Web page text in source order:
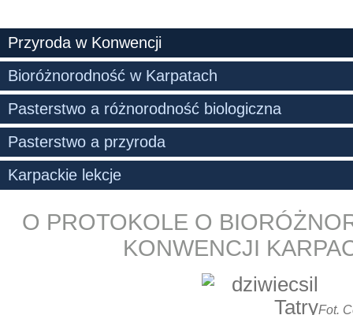
Przyroda w Konwencji
Bioróżnorodność w Karpatach
Pasterstwo a różnorodność biologiczna
Pasterstwo a przyroda
Karpackie lekcje
O PROTOKOLE O
KONWENCJI
Fot.